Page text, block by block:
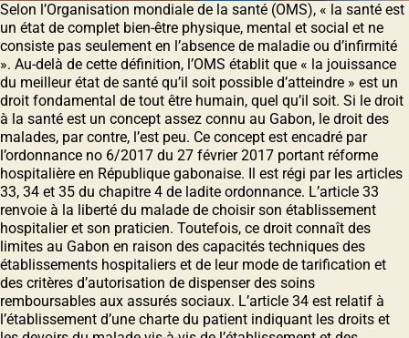
Selon l’Organisation mondiale de la santé (OMS), « la santé est
un état de complet bien-être physique, mental et social et ne
consiste pas seulement en l’absence de maladie ou d’infirmité
». Au-delà de cette définition, l’OMS établit que « la jouissance
du meilleur état de santé qu’il soit possible d’atteindre » est un
droit fondamental de tout être humain, quel qu’il soit. Si le droit
à la santé est un concept assez connu au Gabon, le droit des
malades, par contre, l’est peu. Ce concept est encadré par
l’ordonnance no 6/2017 du 27 février 2017 portant réforme
hospitalière en République gabonaise. Il est régi par les articles
33, 34 et 35 du chapitre 4 de ladite ordonnance. L’article 33
renvoie à la liberté du malade de choisir son établissement
hospitalier et son praticien. Toutefois, ce droit connaît des
limites au Gabon en raison des capacités techniques des
établissements hospitaliers et de leur mode de tarification et
des critères d’autorisation de dispenser des soins
remboursables aux assurés sociaux. L’article 34 est relatif à
l’établissement d’une charte du patient indiquant les droits et